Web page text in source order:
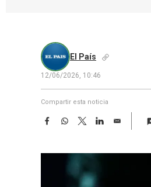
El País
12/06/2026, 10:46
Compartir esta noticia
F
e
W
t
A
T
w
t
e
L
k
E
i